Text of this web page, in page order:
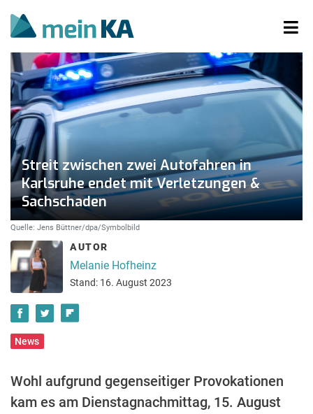
Streit zwischen zwei Autofahren in
Karlsruhe endet mit Verletzungen &
Sachschaden
Quelle: Jens Büttner/dpa/Symbolbild
AUTOR
Melanie Hofheinz
Stand: 16. August 2023
News
Wohl aufgrund gegenseitiger Provokationen
kam es am Dienstagnachmittag, 15. August